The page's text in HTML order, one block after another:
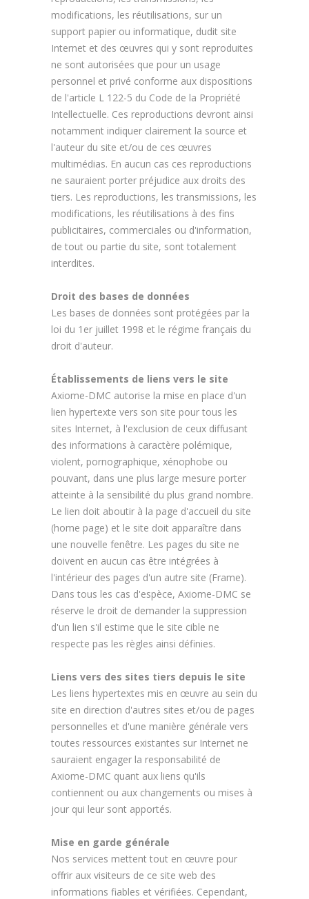
modifications, les réutilisations, sur un
support papier ou informatique, dudit site
Internet et des œuvres qui y sont reproduites
ne sont autorisées que pour un usage
personnel et privé conforme aux dispositions
de l'article L 122-5 du Code de la Propriété
Intellectuelle. Ces reproductions devront ainsi
notamment indiquer clairement la source et
l'auteur du site et/ou de ces œuvres
multimédias. En aucun cas ces reproductions
ne sauraient porter préjudice aux droits des
tiers. Les reproductions, les transmissions, les
modifications, les réutilisations à des fins
publicitaires, commerciales ou d'information,
de tout ou partie du site, sont totalement
interdites.
Droit des bases de données
Les bases de données sont protégées par la
loi du 1er juillet 1998 et le régime français du
droit d'auteur.
Établissements de liens vers le site
Axiome-DMC autorise la mise en place d'un
lien hypertexte vers son site pour tous les
sites Internet, à l'exclusion de ceux diffusant
des informations à caractère polémique,
violent, pornographique, xénophobe ou
pouvant, dans une plus large mesure porter
atteinte à la sensibilité du plus grand nombre.
Le lien doit aboutir à la page d'accueil du site
(home page) et le site doit apparaître dans
une nouvelle fenêtre. Les pages du site ne
doivent en aucun cas être intégrées à
l'intérieur des pages d'un autre site (Frame).
Dans tous les cas d'espèce, Axiome-DMC se
réserve le droit de demander la suppression
d'un lien s'il estime que le site cible ne
respecte pas les règles ainsi définies.
Liens vers des sites tiers depuis le site
Les liens hypertextes mis en œuvre au sein du
site en direction d'autres sites et/ou de pages
personnelles et d'une manière générale vers
toutes ressources existantes sur Internet ne
sauraient engager la responsabilité de
Axiome-DMC quant aux liens qu'ils
contiennent ou aux changements ou mises à
jour qui leur sont apportés.
Mise en garde générale
Nos services mettent tout en œuvre pour
offrir aux visiteurs de ce site web des
informations fiables et vérifiées. Cependant,